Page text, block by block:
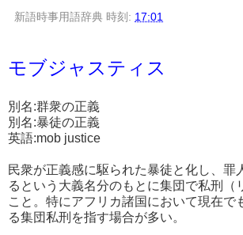
新語時事用語辞典 時刻: 17:01
モブジャスティス
別名:群衆の正義
別名:暴徒の正義
英語:mob justice
民衆が正義感に駆られた暴徒と化し、罪
るという大義名分のもとに集団で私刑（
こと。特にアフリカ諸国において現在で
る集団私刑を指す場合が多い。